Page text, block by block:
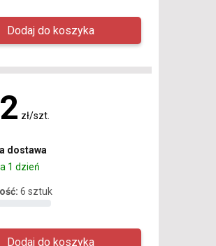
zł/szt.
dostawa
1 dzień
6 sztuk